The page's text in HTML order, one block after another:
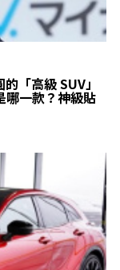
「高級 SUV」
哪一款？神級貼